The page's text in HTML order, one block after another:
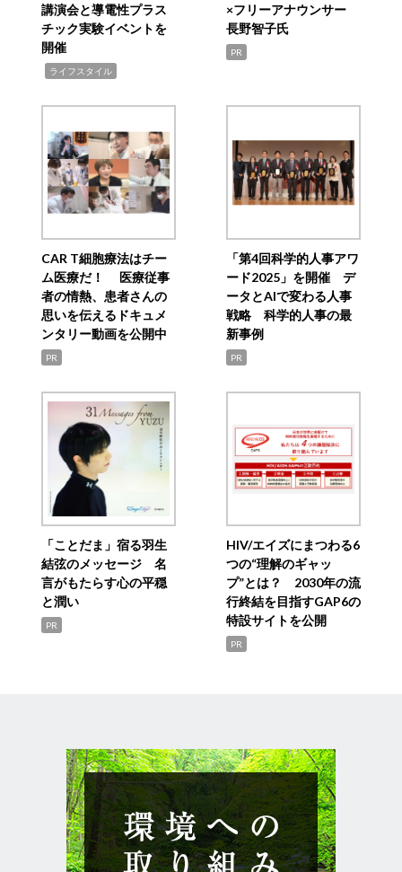
講演会と導電性プラス
チック実験イベントを
開催
ライフスタイル
×フリーアナウンサー
長野智子氏
PR
CAR T細胞療法はチー
ム医療だ！ 医療従事
者の情熱、患者さんの
思いを伝えるドキュメ
ンタリー動画を公開中
PR
「第4回科学的人事アワ
ード2025」を開催 デ
ータとAIで変わる人事
戦略 科学的人事の最
新事例
PR
「ことだま」宿る羽生
結弦のメッセージ 名
言がもたらす心の平穏
と潤い
PR
HIV/エイズにまつわる6
つの“理解のギャッ
プ”とは？ 2030年の流
行終結を目指すGAP6の
特設サイトを公開
PR